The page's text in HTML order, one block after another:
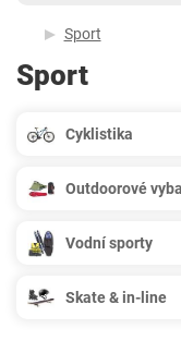
Sport
Sport
Cyklistika
Outdoorové
Vodní sporty
Skate & in-line